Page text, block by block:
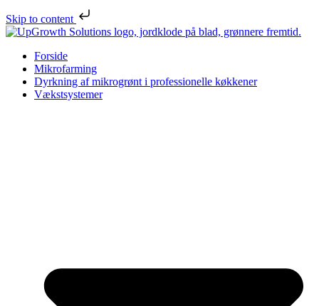
Skip to content
Forside
Mikrofarming
Dyrkning af mikrogrønt i professionelle køkkener
Vækstsystemer